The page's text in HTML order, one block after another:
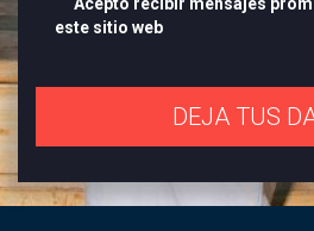
este sitio web
DEJA TUS